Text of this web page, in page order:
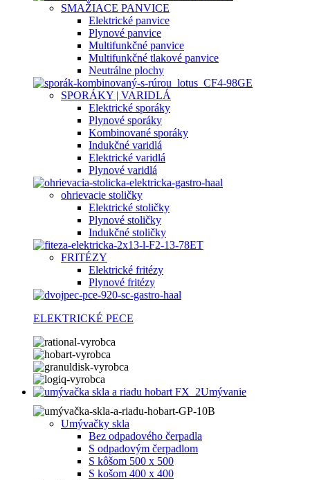
SMAŽIACE PANVICE
Elektrické panvice
Plynové panvice
Multifunkčné panvice
Multifunkčné tlakové panvice
Neutrálne plochy
SPORÁKY | VARIDLÁ
Elektrické sporáky
Plynové sporáky
Kombinované sporáky
Indukčné varidlá
Elektrické varidlá
Plynové varidlá
ohrievacie stoličky
Elektrické stoličky
Plynové stoličky
Indukčné stoličky
FRITÉZY
Elektrické fritézy
Plynové fritézy
ELEKTRICKÉ PECE
Umývanie
Umývačky skla
Bez odpadového čerpadla
S odpadovým čerpadlom
S kôšom 500 x 500
S košom 400 x 400